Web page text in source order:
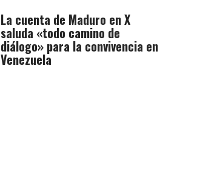
La cuenta de Maduro en X
saluda «todo camino de
diálogo» para la convivencia en
Venezuela